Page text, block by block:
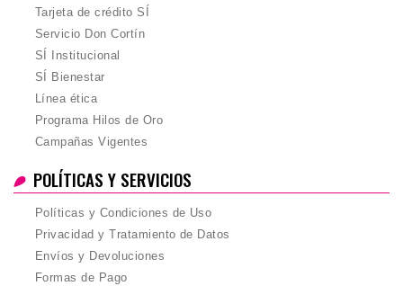
Tarjeta de crédito SÍ
Servicio Don Cortín
SÍ Institucional
SÍ Bienestar
Línea ética
Programa Hilos de Oro
Campañas Vigentes
POLÍTICAS Y SERVICIOS
Políticas y Condiciones de Uso
Privacidad y Tratamiento de Datos
Envíos y Devoluciones
Formas de Pago